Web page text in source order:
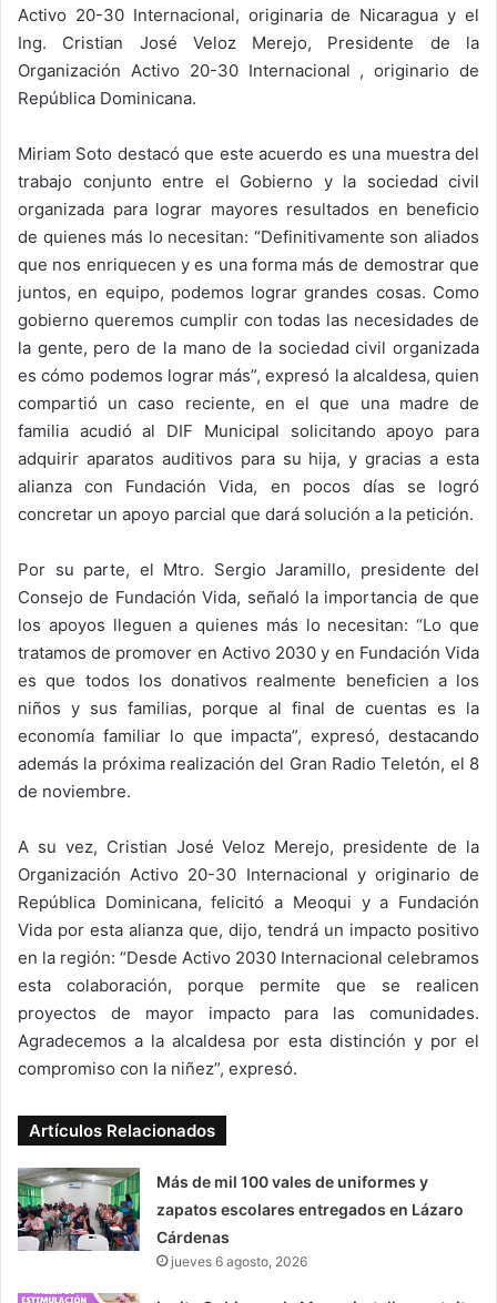
Activo 20-30 Internacional, originaria de Nicaragua y el
Ing. Cristian José Veloz Merejo, Presidente de la
Organización Activo 20-30 Internacional , originario de
República Dominicana.
Miriam Soto destacó que este acuerdo es una muestra del
trabajo conjunto entre el Gobierno y la sociedad civil
organizada para lograr mayores resultados en beneficio
de quienes más lo necesitan: “Definitivamente son aliados
que nos enriquecen y es una forma más de demostrar que
juntos, en equipo, podemos lograr grandes cosas. Como
gobierno queremos cumplir con todas las necesidades de
la gente, pero de la mano de la sociedad civil organizada
es cómo podemos lograr más”, expresó la alcaldesa, quien
compartió un caso reciente, en el que una madre de
familia acudió al DIF Municipal solicitando apoyo para
adquirir aparatos auditivos para su hija, y gracias a esta
alianza con Fundación Vida, en pocos días se logró
concretar un apoyo parcial que dará solución a la petición.
Por su parte, el Mtro. Sergio Jaramillo, presidente del
Consejo de Fundación Vida, señaló la importancia de que
los apoyos lleguen a quienes más lo necesitan: “Lo que
tratamos de promover en Activo 2030 y en Fundación Vida
es que todos los donativos realmente beneficien a los
niños y sus familias, porque al final de cuentas es la
economía familiar lo que impacta”, expresó, destacando
además la próxima realización del Gran Radio Teletón, el 8
de noviembre.
A su vez, Cristian José Veloz Merejo, presidente de la
Organización Activo 20-30 Internacional y originario de
República Dominicana, felicitó a Meoqui y a Fundación
Vida por esta alianza que, dijo, tendrá un impacto positivo
en la región: “Desde Activo 2030 Internacional celebramos
esta colaboración, porque permite que se realicen
proyectos de mayor impacto para las comunidades.
Agradecemos a la alcaldesa por esta distinción y por el
compromiso con la niñez”, expresó.
Artículos Relacionados
Más de mil 100 vales de uniformes y
zapatos escolares entregados en Lázaro
Cárdenas
jueves 6 agosto, 2026